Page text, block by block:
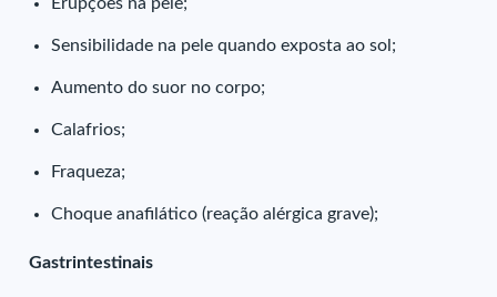
Sensibilidade na pele quando exposta ao sol;
Aumento do suor no corpo;
Calafrios;
Fraqueza;
Choque anafilático (reação alérgica grave);
Gastrintestinais